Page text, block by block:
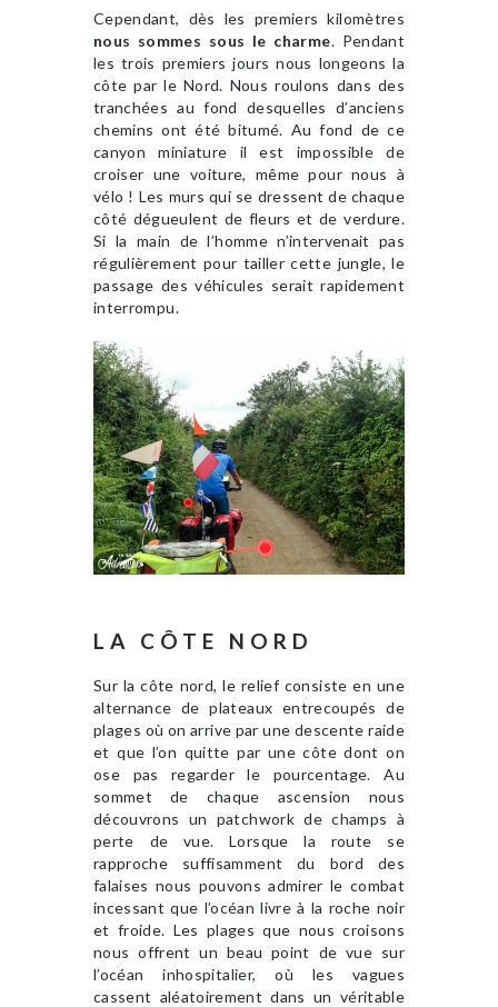
Cependant, dès les premiers kilomètres
nous sommes sous le charme. Pendant
les trois premiers jours nous longeons la
côte par le Nord. Nous roulons dans des
tranchées au fond desquelles d’anciens
chemins ont été bitumé. Au fond de ce
canyon miniature il est impossible de
croiser une voiture, même pour nous à
vélo ! Les murs qui se dressent de chaque
côté dégueulent de fleurs et de verdure.
Si la main de l’homme n’intervenait pas
régulièrement pour tailler cette jungle, le
passage des véhicules serait rapidement
interrompu.
LA CÔTE NORD
Sur la côte nord, le relief consiste en une
alternance de plateaux entrecoupés de
plages où on arrive par une descente raide
et que l’on quitte par une côte dont on
ose pas regarder le pourcentage. Au
sommet de chaque ascension nous
découvrons un patchwork de champs à
perte de vue. Lorsque la route se
rapproche suffisamment du bord des
falaises nous pouvons admirer le combat
incessant que l’océan livre à la roche noir
et froide. Les plages que nous croisons
nous offrent un beau point de vue sur
l’océan inhospitalier, où les vagues
cassent aléatoirement dans un véritable